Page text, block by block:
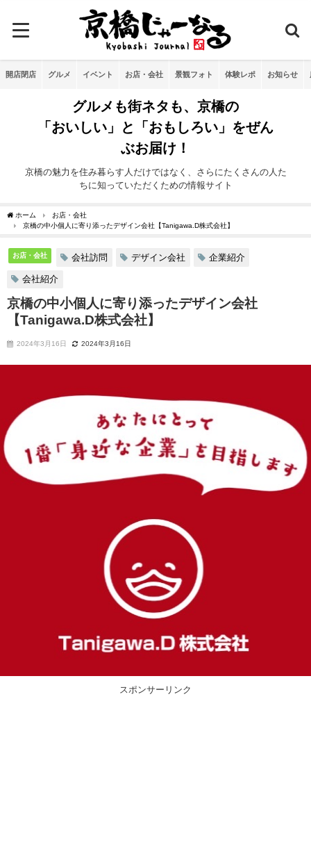
開店閉店 グルメ イベント お店・会社 景観フォト 体験レポ お知らせ
グルメも街ネタも、京橋の
「おいしい」と「おもしろい」をぜん
ぶお届け！
京橋の魅力を住み暮らす人だけではなく、さらにたくさんの人た
ちに知っていただくための情報サイト
ホーム
お店・会社
京橋の中小個人に寄り添ったデザイン会社【Tanigawa.D株式会社】
お店・会社 会社訪問 デザイン会社 企業紹介
会社紹介
京橋の中小個人に寄り添ったデザイン会社
【Tanigawa.D株式会社】
2024年3月16日 2024年3月16日
スポンサーリンク